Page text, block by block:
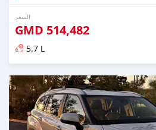
السعر
GMD 514,482
5.7 L
تم النشر منذ 6 أشهر مضت